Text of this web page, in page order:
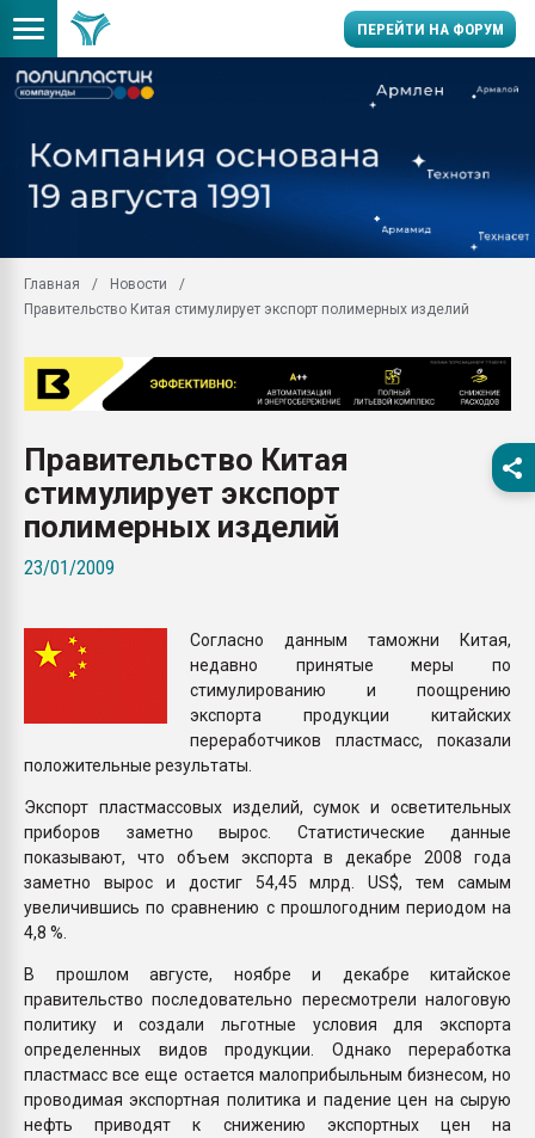
ПЕРЕЙТИ НА ФОРУМ
производство SPC
цикла
заводу пластмасс"
ППЭ
Подмосковье, Москва
28.07.2026
28.07.2026
ПЕРЕЙТИ НА
Главная
Новости
Правительство Китая стимулирует экспорт полимерных изделий
Правительство Китая
стимулирует экспорт
полимерных изделий
23/01/2009
Согласно данным таможни Китая,
недавно принятые меры по
стимулированию и поощрению
экспорта продукции китайских
переработчиков пластмасс, показали
положительные результаты.
Экспорт пластмассовых изделий, сумок и осветительных
приборов заметно вырос. Статистические данные
показывают, что объем экспорта в декабре 2008 года
заметно вырос и достиг 54,45 млрд. US$, тем самым
увеличившись по сравнению с прошлогодним периодом на
4,8 %.
В прошлом августе, ноябре и декабре китайское
правительство последовательно пересмотрели налоговую
политику и создали льготные условия для экспорта
определенных видов продукции. Однако переработка
пластмасс все еще остается малоприбыльным бизнесом, но
проводимая экспортная политика и падение цен на сырую
нефть приводят к снижению экспортных цен на